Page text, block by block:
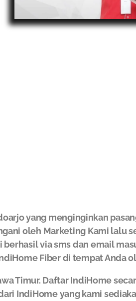
yang menginginkan
oleh Marketing Kami lalu
via sms dan email
Fiber di tempat Anda
Timur. Daftar IndiHome
IndiHome yang kami